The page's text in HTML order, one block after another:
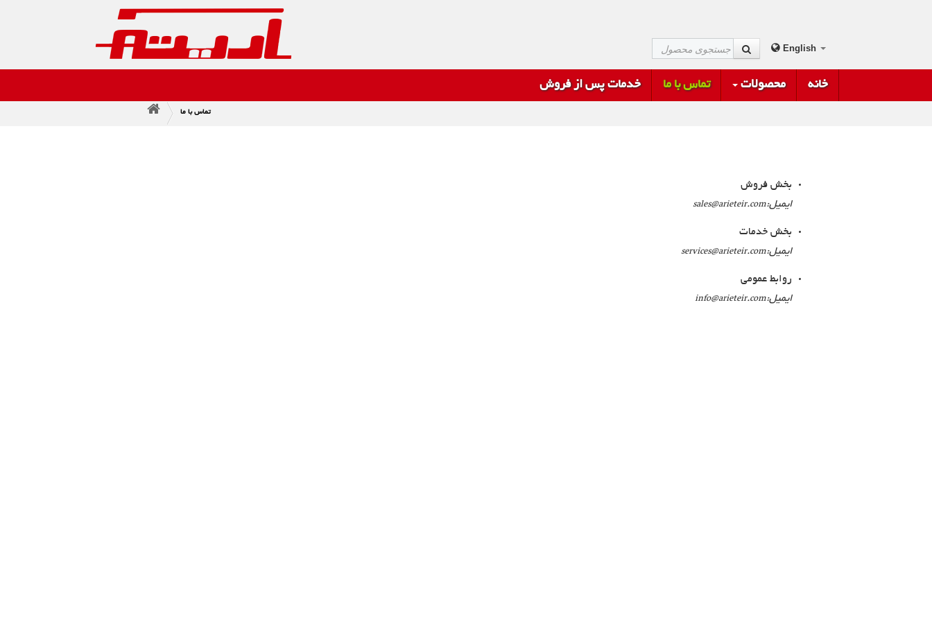
English
خانه محصولات تماس با ما خدمات پس از فروش
تماس با ما
بخش فروش
ایمیل:sales@arieteir.com
بخش خدمات
ایمیل:services@arieteir.com
روابط عمومی
ایمیل:info@arieteir.com